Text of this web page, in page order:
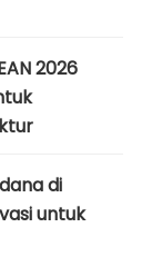
2026
di
untuk